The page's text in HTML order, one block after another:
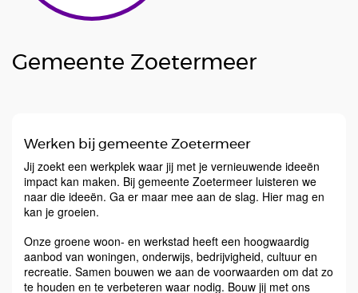
Gemeente Zoetermeer
Werken bij gemeente Zoetermeer
Jij zoekt een werkplek waar jij met je vernieuwende ideeën
impact kan maken. Bij gemeente Zoetermeer luisteren we
naar die ideeën. Ga er maar mee aan de slag. Hier mag en
kan je groeien.
Onze groene woon- en werkstad heeft een hoogwaardig
aanbod van woningen, onderwijs, bedrijvigheid, cultuur en
recreatie. Samen bouwen we aan de voorwaarden om dat zo
te houden en te verbeteren waar nodig. Bouw jij met ons